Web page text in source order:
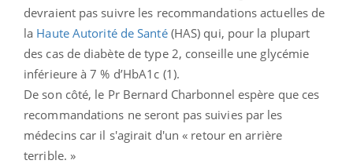
devraient pas suivre les recommandations actuelles de
la Haute Autorité de Santé(HAS) qui, pour la plupart
des cas de diabète de type 2, conseille une glycémie
inférieure à 7 % d’HbA1c (1).
De son côté, le Pr Bernard Charbonnel espère que ces
recommandations ne seront pas suivies par les
médecins car il s'agirait d'un « retour en arrière
terrible. »